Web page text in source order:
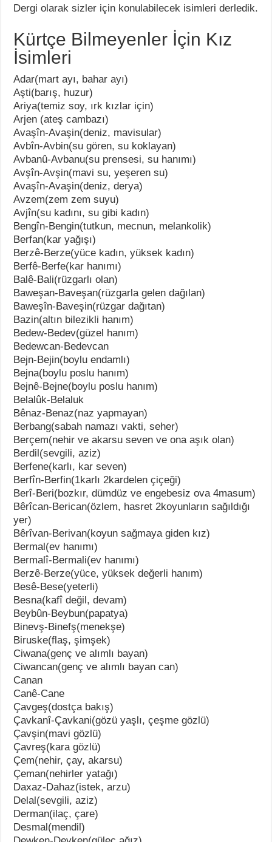
Dergi olarak sizler için konulabilecek isimleri derledik.
Kürtçe Bilmeyenler İçin Kız
İsimleri
Adar(mart ayı, bahar ayı)
Aşti(barış, huzur)
Ariya(temiz soy, ırk kızlar için)
Arjen (ateş cambazı)
Avaşîn-Avaşin(deniz, mavisular)
Avbîn-Avbin(su gören, su koklayan)
Avbanû-Avbanu(su prensesi, su hanımı)
Avşîn-Avşin(mavi su, yeşeren su)
Avaşîn-Avaşin(deniz, derya)
Avzem(zem zem suyu)
Avjîn(su kadını, su gibi kadın)
Bengîn-Bengin(tutkun, mecnun, melankolik)
Berfan(kar yağışı)
Berzê-Berze(yüce kadın, yüksek kadın)
Berfê-Berfe(kar hanımı)
Balê-Bali(rüzgarlı olan)
Baweşan-Baveşan(rüzgarla gelen dağılan)
Baweşîn-Baveşin(rüzgar dağıtan)
Bazin(altın bilezikli hanım)
Bedew-Bedev(güzel hanım)
Bedewcan-Bedevcan
Bejn-Bejin(boylu endamlı)
Bejna(boylu poslu hanım)
Bejnê-Bejne(boylu poslu hanım)
Belalûk-Belaluk
Bênaz-Benaz(naz yapmayan)
Berbang(sabah namazı vakti, seher)
Berçem(nehir ve akarsu seven ve ona aşık olan)
Berdil(sevgili, aziz)
Berfene(karlı, kar seven)
Berfîn-Berfin(1karlı 2kardelen çiçeği)
Berî-Beri(bozkır, dümdüz ve engebesiz ova 4masum)
Bêrîcan-Berican(özlem, hasret 2koyunların sağıldığı
yer)
Bêrîvan-Berivan(koyun sağmaya giden kız)
Bermal(ev hanımı)
Bermalî-Bermali(ev hanımı)
Berzê-Berze(yüce, yüksek değerli hanım)
Besê-Bese(yeterli)
Besna(kafî değil, devam)
Beybûn-Beybun(papatya)
Binevş-Binefş(menekşe)
Biruske(flaş, şimşek)
Ciwana(genç ve alımlı bayan)
Ciwancan(genç ve alımlı bayan can)
Canan
Canê-Cane
Çavgeş(dostça bakış)
Çavkanî-Çavkani(gözü yaşlı, çeşme gözlü)
Çavşin(mavi gözlü)
Çavreş(kara gözlü)
Çem(nehir, çay, akarsu)
Çeman(nehirler yatağı)
Daxaz-Dahaz(istek, arzu)
Delal(sevgili, aziz)
Derman(ilaç, çare)
Desmal(mendil)